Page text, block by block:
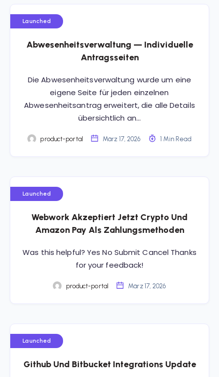
Launched
Abwesenheitsverwaltung — Individuelle
Antragsseiten
Die Abwesenheitsverwaltung wurde um eine
eigene Seite für jeden einzelnen
Abwesenheitsantrag erweitert, die alle Details
übersichtlich an…
product-portal März 17, 2026 1 Min Read
Launched
Webwork Akzeptiert Jetzt Crypto Und
Amazon Pay Als Zahlungsmethoden
Was this helpful? Yes No Submit Cancel Thanks
for your feedback!
product-portal März 17, 2026
Launched
Github Und Bitbucket Integrations Update